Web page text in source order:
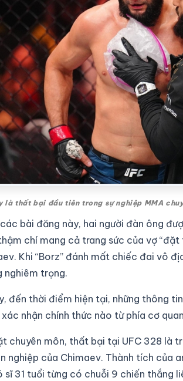
là thất bại đầu tiên trong sự nghiệp MMA
bài đăng này, hai người đàn ông
chí mang cả trang sức của vợ
Khi “Borz” đánh mất chiếc đai vô
nghiêm trọng.
đến thời điểm hiện tại, những thông
nhận chính thức nào từ phía cơ
chuyên môn, thất bại tại UFC 328 là
nghiệp của Chimaev. Thành tích của
sĩ 31 tuổi từng có chuỗi 9 chiến thắng